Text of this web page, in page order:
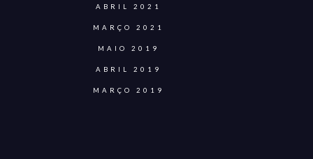
ABRIL 2021
MARÇO 2021
MAIO 2019
ABRIL 2019
MARÇO 2019